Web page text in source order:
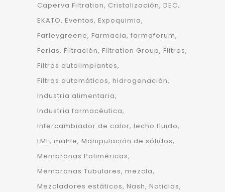
Caperva Filtration Cristalización DEC
EKATO Eventos Expoquimia
Farleygreene Farmacia farmaforum
Ferias Filtración Filtration Group Filtros
Filtros autolimpiantes
Filtros automáticos hidrogenación
Industria alimentaria
Industria farmacéutica
Intercambiador de calor lecho fluido
LMF mahle Manipulación de sólidos
Membranas Poliméricas
Membranas Tubulares mezcla
Mezcladores estáticos Nash Noticias